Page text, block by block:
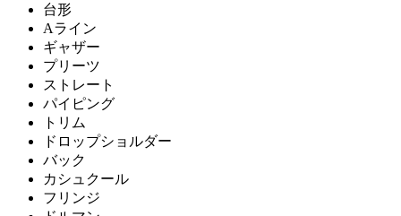
台形
Aライン
ギャザー
プリーツ
ストレート
パイピング
トリム
ドロップショルダー
バック
カシュクール
フリンジ